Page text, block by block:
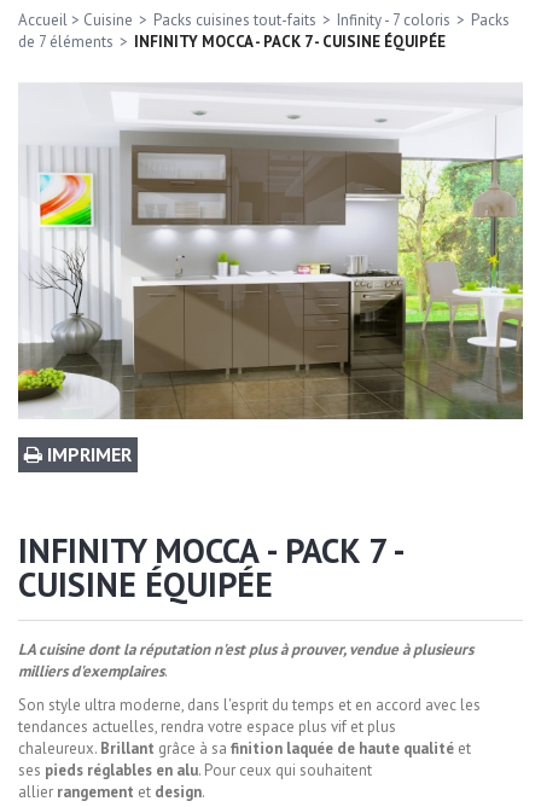
Accueil > Cuisine > Packs cuisines tout-faits > Infinity - 7 coloris > Packs
de 7 éléments > INFINITY MOCCA - PACK 7 - CUISINE ÉQUIPÉE
IMPRIMER
INFINITY MOCCA - PACK 7 -
CUISINE ÉQUIPÉE
LA cuisine dont la réputation n'est plus à prouver, vendue à plusieurs
milliers d'exemplaires.
Son style ultra moderne, dans l'esprit du temps et en accord avec les
tendances actuelles, rendra votre espace plus vif et plus
chaleureux. Brillant grâce à sa finition laquée de haute qualité et
ses pieds réglables en alu. Pour ceux qui souhaitent
allier rangement et design.